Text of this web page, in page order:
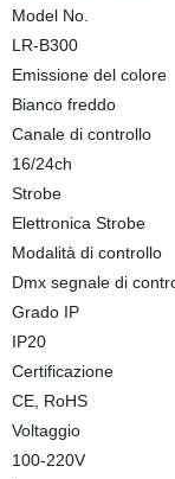
Model No.
LR-B300
Emissione del colore
Bianco freddo
Canale di controllo
16/24ch
Strobe
Elettronica Strobe
Modalità di controllo
Dmx segnale di
Grado IP
IP20
Certificazione
CE, RoHS
Voltaggio
100-220V